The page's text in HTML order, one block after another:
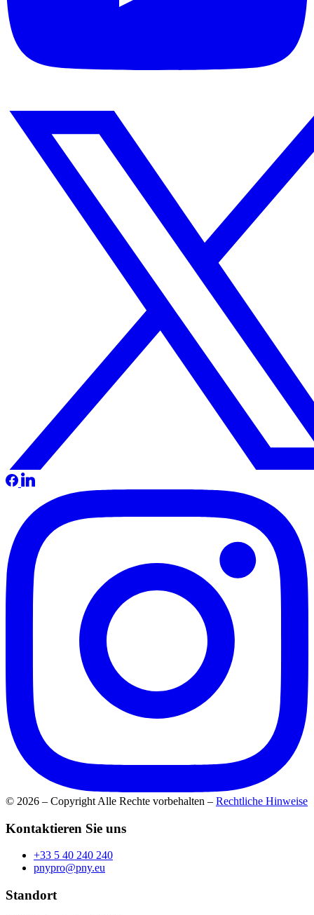
© 2026 – Copyright Alle Rechte vorbehalten – Rechtliche Hinweise
Kontaktieren Sie uns
+33 5 40 240 240
pnypro@pny.eu
Standort